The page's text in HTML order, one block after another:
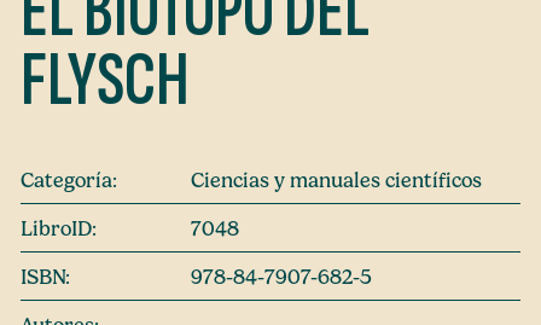
FLYSCH
Categoría:
Ciencias y manuales científicos
LibroID:
7048
ISBN:
978-84-7907-682-5